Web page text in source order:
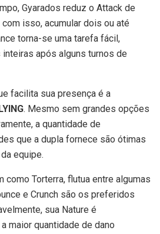
Gyarados reduz o Attack de
isso, acumular dois ou até
torna-se uma tarefa fácil,
após alguns turnos de
facilita sua presença é a
. Mesmo sem grandes opções
a quantidade de
que a dupla fornece são ótimas
equipe.
como Torterra, flutua entre algumas
e Crunch são os preferidos
sua Nature é
maior quantidade de dano